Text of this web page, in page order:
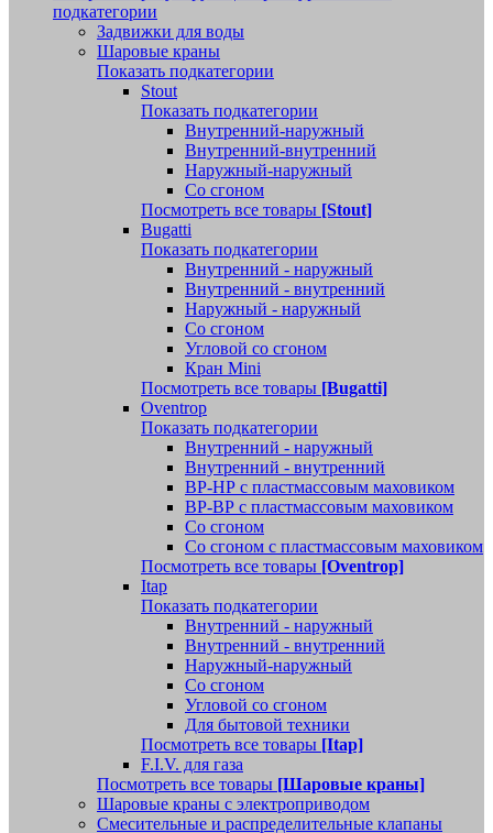
подкатегории
Задвижки для воды
Шаровые краны
Показать подкатегории
Stout
Показать подкатегории
Внутренний-наружный
Внутренний-внутренний
Наружный-наружный
Со сгоном
Посмотреть все товары [Stout]
Bugatti
Показать подкатегории
Внутренний - наружный
Внутренний - внутренний
Наружный - наружный
Со сгоном
Угловой со сгоном
Кран Mini
Посмотреть все товары [Bugatti]
Oventrop
Показать подкатегории
Внутренний - наружный
Внутренний - внутренний
ВР-НР с пластмассовым маховиком
ВР-ВР с пластмассовым маховиком
Со сгоном
Со сгоном с пластмассовым маховиком
Посмотреть все товары [Oventrop]
Itap
Показать подкатегории
Внутренний - наружный
Внутренний - внутренний
Наружный-наружный
Со сгоном
Угловой со сгоном
Для бытовой техники
Посмотреть все товары [Itap]
F.I.V. для газа
Посмотреть все товары [Шаровые краны]
Шаровые краны с электроприводом
Смесительные и распределительные клапаны